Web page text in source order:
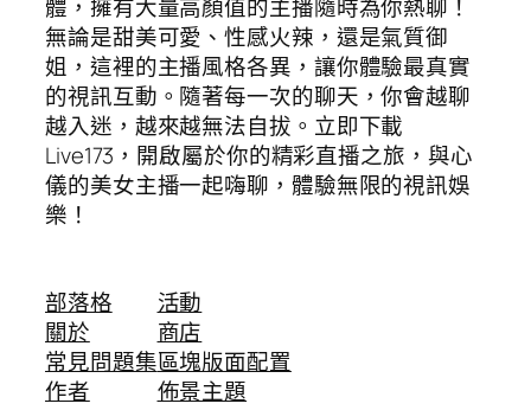
體，擁有大量高顏值的主播隨時為你熱聊！
無論是甜美可愛、性感火辣，還是氣質御
姐，這裡的主播風格各異，讓你體驗最真實
的視訊互動。隨著每一次的聊天，你會越聊
越入迷，越來越無法自拔。立即下載
Live173，開啟屬於你的精彩直播之旅，與心
儀的美女主播一起嗨聊，體驗無限的視訊娛
樂！
部落格
關於
常見問題集
作者
活動
商店
區塊版面配置
佈景主題